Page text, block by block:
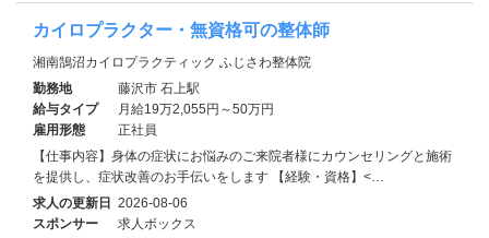
カイロプラクター・無資格可の整体師
湘南鵠沼カイロプラクティック ふじさわ整体院
勤務地
藤沢市 石上駅
給与タイプ
月給19万2,055円～50万円
雇用形態
正社員
【仕事内容】身体の症状にお悩みのご来院者様にカウンセリングと施術
を提供し、症状改善のお手伝いをします 【経験・資格】<…
求人の更新日 2026-08-06
スポンサー
求人ボックス